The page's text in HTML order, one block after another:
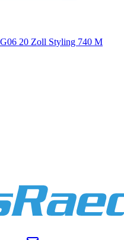
20 Zoll Styling 740 M